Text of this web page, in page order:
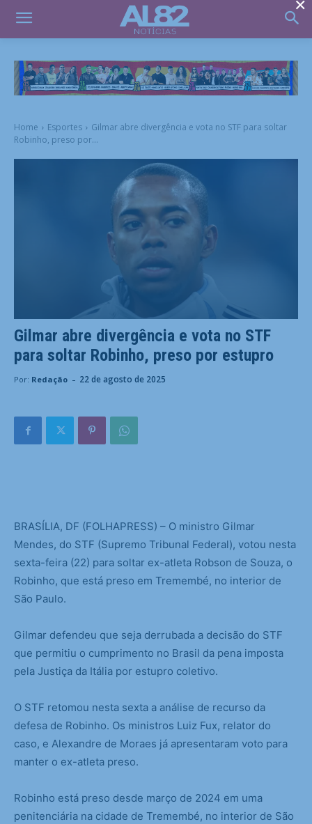
Home Esportes
Gilmar abre divergência e vota no STF para soltar
Robinho, preso por...
Gilmar abre divergência e vota no STF
para soltar Robinho, preso por estupro
Por: Redação - 22 de agosto de 2025
BRASÍLIA, DF (FOLHAPRESS) – O ministro Gilmar
Mendes, do STF (Supremo Tribunal Federal), votou nesta
sexta-feira (22) para soltar ex-atleta Robson de Souza, o
Robinho, que está preso em Tremembé, no interior de
São Paulo.
Gilmar defendeu que seja derrubada a decisão do STF
que permitiu o cumprimento no Brasil da pena imposta
pela Justiça da Itália por estupro coletivo.
O STF retomou nesta sexta a análise de recurso da
defesa de Robinho. Os ministros Luiz Fux, relator do
caso, e Alexandre de Moraes já apresentaram voto para
manter o ex-atleta preso.
Robinho está preso desde março de 2024 em uma
penitenciária na cidade de Tremembé, no interior de São